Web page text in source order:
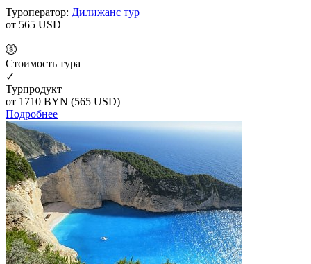
Туроператор: Дилижанс тур
от 565 USD
Cтоимость тура
✓
Турпродукт
от 1710 BYN (565 USD)
Подробнее